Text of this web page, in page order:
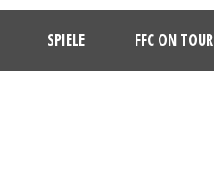
SPIELE FFC ON TOUR